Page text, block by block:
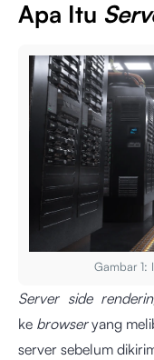
Apa Itu
Gambar 1:
Server side
ke browseryang
server sebelum